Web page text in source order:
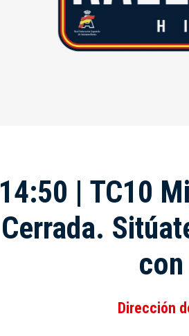
14:50 | TC10
Cerrada.
Dirección